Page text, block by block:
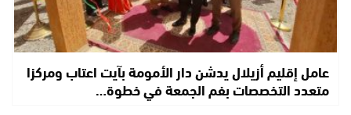
عامل إقليم أزيلال يدشن دار الأمومة بآيت اعتاب ومركزا
متعدد التخصصات بفم الجمعة في خطوة…